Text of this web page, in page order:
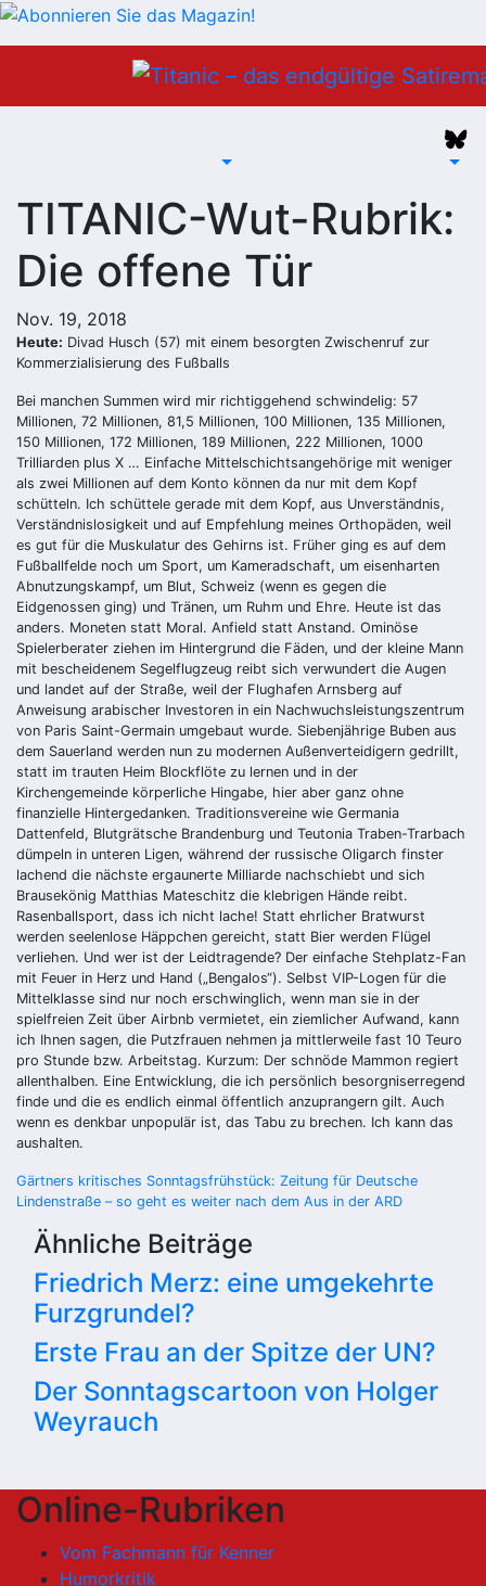
TITANIC-Wut-Rubrik:
Die offene Tür
Nov. 19, 2018
Heute: Divad Husch (57) mit einem besorgten Zwischenruf zur
Kommerzialisierung des Fußballs
Bei manchen Summen wird mir richtiggehend schwindelig: 57
Millionen, 72 Millionen, 81,5 Millionen, 100 Millionen, 135 Millionen,
150 Millionen, 172 Millionen, 189 Millionen, 222 Millionen, 1000
Trilliarden plus X … Einfache Mittelschichtsangehörige mit weniger
als zwei Millionen auf dem Konto können da nur mit dem Kopf
schütteln. Ich schüttele gerade mit dem Kopf, aus Unverständnis,
Verständnislosigkeit und auf Empfehlung meines Orthopäden, weil
es gut für die Muskulatur des Gehirns ist. Früher ging es auf dem
Fußballfelde noch um Sport, um Kameradschaft, um eisenharten
Abnutzungskampf, um Blut, Schweiz (wenn es gegen die
Eidgenossen ging) und Tränen, um Ruhm und Ehre. Heute ist das
anders. Moneten statt Moral. Anfield statt Anstand. Ominöse
Spielerberater ziehen im Hintergrund die Fäden, und der kleine Mann
mit bescheidenem Segelflugzeug reibt sich verwundert die Augen
und landet auf der Straße, weil der Flughafen Arnsberg auf
Anweisung arabischer Investoren in ein Nachwuchsleistungszentrum
von Paris Saint-Germain umgebaut wurde. Siebenjährige Buben aus
dem Sauerland werden nun zu modernen Außenverteidigern gedrillt,
statt im trauten Heim Blockflöte zu lernen und in der
Kirchengemeinde körperliche Hingabe, hier aber ganz ohne
finanzielle Hintergedanken. Traditionsvereine wie Germania
Dattenfeld, Blutgrätsche Brandenburg und Teutonia Traben-Trarbach
dümpeln in unteren Ligen, während der russische Oligarch finster
lachend die nächste ergaunerte Milliarde nachschiebt und sich
Brausekönig Matthias Mateschitz die klebrigen Hände reibt.
Rasenballsport, dass ich nicht lache! Statt ehrlicher Bratwurst
werden seelenlose Häppchen gereicht, statt Bier werden Flügel
verliehen. Und wer ist der Leidtragende? Der einfache Stehplatz-Fan
mit Feuer in Herz und Hand („Bengalos“). Selbst VIP-Logen für die
Mittelklasse sind nur noch erschwinglich, wenn man sie in der
spielfreien Zeit über Airbnb vermietet, ein ziemlicher Aufwand, kann
ich Ihnen sagen, die Putzfrauen nehmen ja mittlerweile fast 10 Teuro
pro Stunde bzw. Arbeitstag. Kurzum: Der schnöde Mammon regiert
allenthalben. Eine Entwicklung, die ich persönlich besorgniserregend
finde und die es endlich einmal öffentlich anzuprangern gilt. Auch
wenn es denkbar unpopulär ist, das Tabu zu brechen. Ich kann das
aushalten.
Beitragsnavigation
Gärtners kritisches Sonntagsfrühstück: Zeitung für Deutsche
Lindenstraße – so geht es weiter nach dem Aus in der ARD
Ähnliche Beiträge
Friedrich Merz: eine umgekehrte
Furzgrundel?
Erste Frau an der Spitze der UN?
Der Sonntagscartoon von Holger
Weyrauch
Online-Rubriken
Vom Fachmann für Kenner
Humorkritik